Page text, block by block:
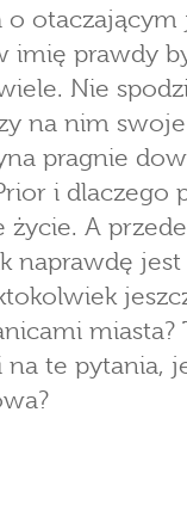
o otaczającym
imię prawdy
Nie
na nim
pragnie
i dlaczego
życie. A przede
naprawdę jest
miasta?
te pytania,